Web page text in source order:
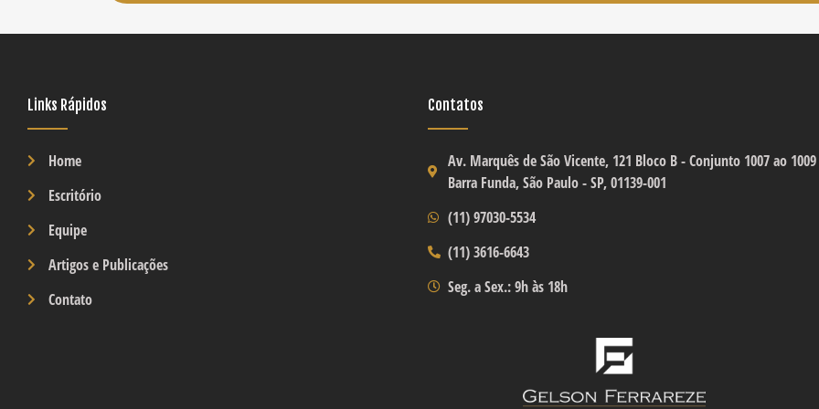
Links Rápidos
Home
Escritório
Equipe
Artigos e Publicações
Contato
Contatos
Av. Marquês de São Vicente, 121 Bloco B -Conjunto 1007 ao 1009
Barra Funda, São Paulo - SP, 01139-001
(11) 97030-5534
(11) 3616-6643
Seg. a Sex.: 9h às 18h